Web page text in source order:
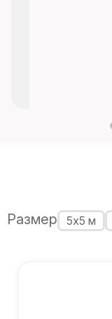
Размер
5х5 м